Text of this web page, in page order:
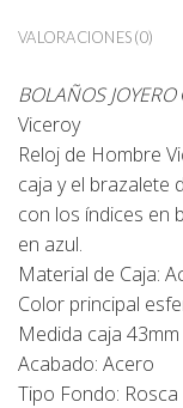
VALORACIONES (0)
BOLAÑOS JOYERO
Viceroy
Reloj de Hombre
caja y el brazalete
con los índices en
en azul.
Material de Caja:
Color principal
Medida caja 43mm
Acabado: Acero
Tipo Fondo: Rosca